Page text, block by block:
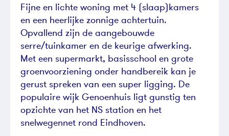
Fijne en lichte woning met 4 (slaap)kamers
en een heerlijke zonnige achtertuin.
Opvallend zijn de aangebouwde
serre/tuinkamer en de keurige afwerking.
Met een supermarkt, basisschool en grote
groenvoorziening onder handbereik kan je
gerust spreken van een super ligging. De
populaire wijk Genoenhuis ligt gunstig ten
opzichte van het NS station en het
snelwegennet rond Eindhoven.